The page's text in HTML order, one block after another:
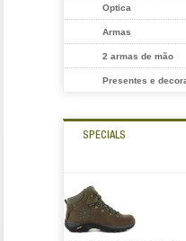
Optica
Armas
2 armas de mão
Presentes e
SPECIALS